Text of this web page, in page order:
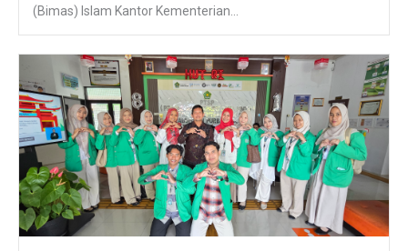
(Bimas) Islam Kantor Kementerian...